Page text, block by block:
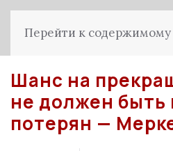
Перейти к содержимому
Шанс на
не должен быть
потерян —